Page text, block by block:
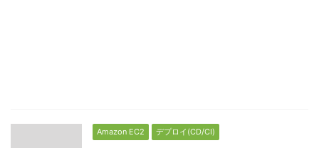
Amazon EC2 デプロイ(CD/CI)